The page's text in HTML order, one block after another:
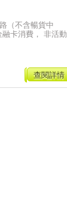
（不含暢貨中
卡消費， 非活動
查閱詳情